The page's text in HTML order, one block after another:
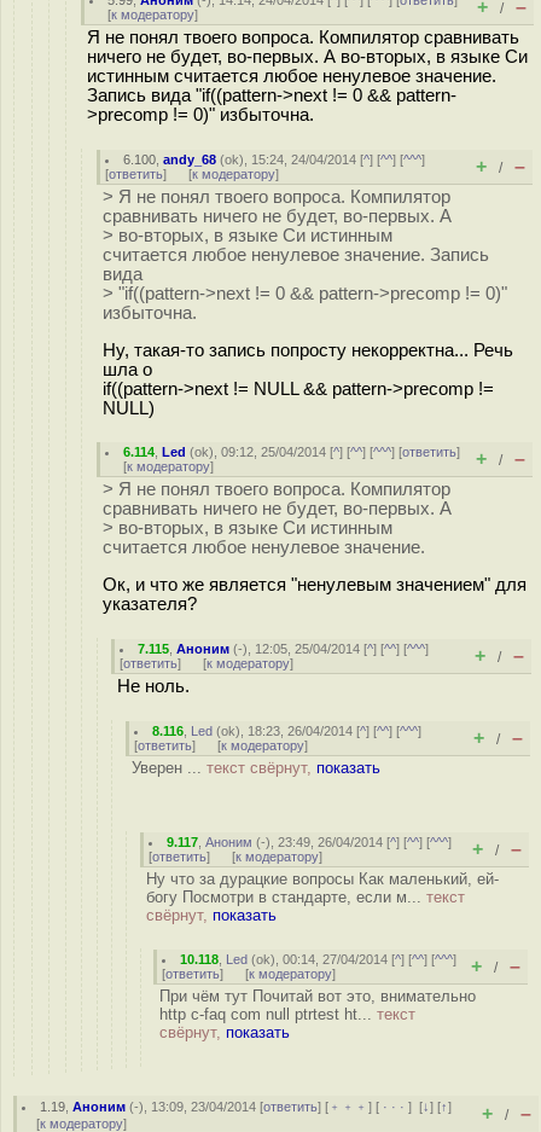
[к модератору] + / –
Я не понял твоего вопроса. Компилятор сравнивать
ничего не будет, во-первых. А во-вторых, в языке Си
истинным считается любое ненулевое значение.
Запись вида "if((pattern->next != 0 && pattern-
>precomp != 0)" избыточна.
6.100 ,andy_68 (ok), 15:24, 24/04/2014 [^] [^^] [^^^]
[ответить] [к модератору] + / –
> Я не понял твоего вопроса. Компилятор
сравнивать ничего не будет, во-первых. А
> во-вторых, в языке Си истинным
считается любое ненулевое значение. Запись
вида
> "if((pattern->next != 0 && pattern->precomp != 0)"
избыточна.
Ну, такая-то запись попросту некорректна... Речь
шла о
if((pattern->next != NULL && pattern->precomp !=
NULL)
6.114 ,Led (ok), 09:12, 25/04/2014 [^] [^^] [^^^] [ответить]
[к модератору] + / –
> Я не понял твоего вопроса. Компилятор
сравнивать ничего не будет, во-первых. А
> во-вторых, в языке Си истинным
считается любое ненулевое значение.
Ок, и что же является "ненулевым значением" для
указателя?
7.115 ,Аноним (-), 12:05, 25/04/2014 [^] [^^] [^^^]
[ответить] [к модератору] + / –
Не ноль.
8.116 Led (ok), 18:23, 26/04/2014 [^] [^^] [^^^]
[ответить] [к модератору] + / –
Уверен ... текст свёрнут, показать
9.117 ,Аноним (-), 23:49, 26/04/2014 [^] [^^] [^^^]
[ответить] [к модератору] + / –
Ну что за дурацкие вопросы Как маленький, ей-
богу Посмотри в стандарте, если м... текст
свёрнут, показать
10.118 Led (ok), 00:14, 27/04/2014 [^] [^^] [^^^]
[ответить] [к модератору] + / –
При чём тут Почитай вот это, внимательно
http c-faq com null ptrtest ht... текст
свёрнут, показать
1.19 ,Аноним (-), 13:09, 23/04/2014 [ответить] [ ﹢﹢﹢] [ · · ·][↓] [↑]
[к модератору] + / –